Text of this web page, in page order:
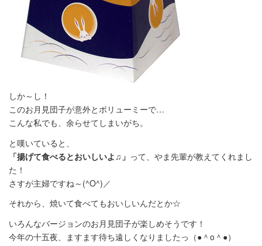
しか～し！
このお月見団子が意外とボリューミーで…
こんな私でも、余らせてしまいがち。
と嘆いていると、
「揚げて食べるとおいしいよ♫」 って、やま先輩が教えてくれまし
た！
さすが主婦ですね～(^O^)／
それから、焼いて食べてもおいしいんだとか☆
いろんなバージョンのお月見団子が楽しめそうです！
今年の十五夜、ますます待ち遠しくなりましたっ（●＾o＾●）